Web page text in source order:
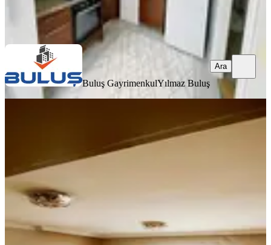
Buluş GayrimenkulYılmaz Buluş
Buluş GayrimenkulYılmaz Buluş
Ara
Sd Emlak & Gayrimenkulden Kıyı
Boyu İsmetpaşa 3+1 Kiralık Daire
Seyhan, İsmetpaşa Mahallesi